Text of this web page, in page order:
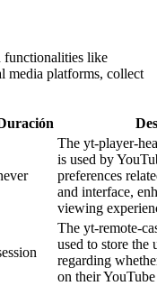
functionalities like
media platforms, collect
The yt-player-
is used by
preferences
and interface,
viewing
The yt-remote-
used to store the
regarding
on their